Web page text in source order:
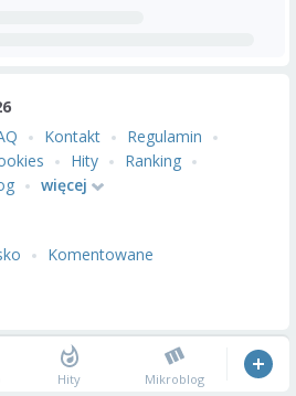
Kontakt
Regulamin
Hity
Ranking
więcej
Komentowane
Hity Mikroblog